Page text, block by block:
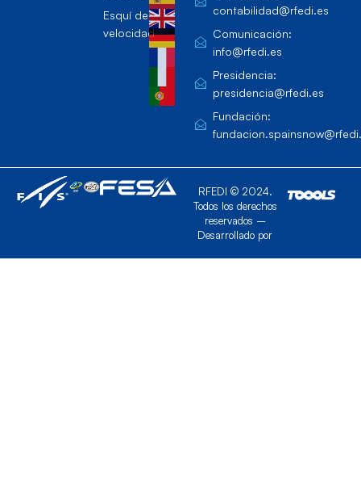
Esquí de
velocidad
contabilidad@rfedi.es
Comunicación:
info@rfedi.es
Presidencia:
presidencia@rfedi.es
Fundación:
RFEDI © 2024.
Todos los derechos
reservados –
Desarrollado por